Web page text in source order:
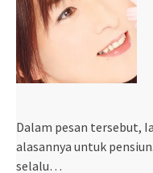
Dalam pesan tersebut,
alasannya untuk
selalu…